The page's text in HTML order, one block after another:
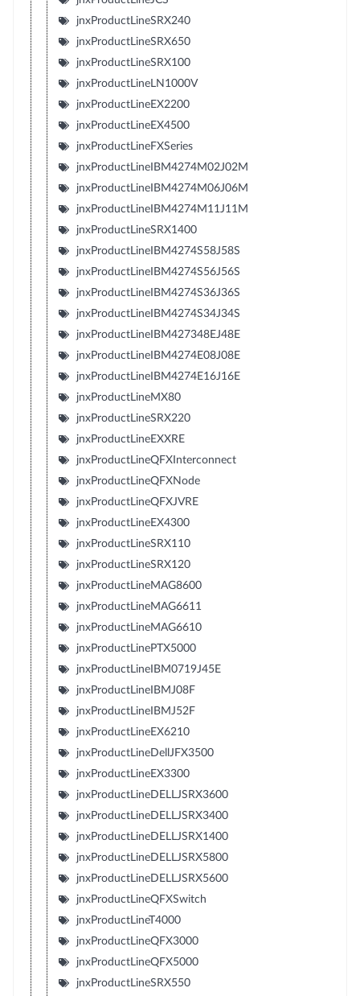
jnxProductLineSRX240
jnxProductLineSRX650
jnxProductLineSRX100
jnxProductLineLN1000V
jnxProductLineEX2200
jnxProductLineEX4500
jnxProductLineFXSeries
jnxProductLineIBM4274M02J02M
jnxProductLineIBM4274M06J06M
jnxProductLineIBM4274M11J11M
jnxProductLineSRX1400
jnxProductLineIBM4274S58J58S
jnxProductLineIBM4274S56J56S
jnxProductLineIBM4274S36J36S
jnxProductLineIBM4274S34J34S
jnxProductLineIBM427348EJ48E
jnxProductLineIBM4274E08J08E
jnxProductLineIBM4274E16J16E
jnxProductLineMX80
jnxProductLineSRX220
jnxProductLineEXXRE
jnxProductLineQFXInterconnect
jnxProductLineQFXNode
jnxProductLineQFXJVRE
jnxProductLineEX4300
jnxProductLineSRX110
jnxProductLineSRX120
jnxProductLineMAG8600
jnxProductLineMAG6611
jnxProductLineMAG6610
jnxProductLinePTX5000
jnxProductLineIBM0719J45E
jnxProductLineIBMJ08F
jnxProductLineIBMJ52F
jnxProductLineEX6210
jnxProductLineDellJFX3500
jnxProductLineEX3300
jnxProductLineDELLJSRX3600
jnxProductLineDELLJSRX3400
jnxProductLineDELLJSRX1400
jnxProductLineDELLJSRX5800
jnxProductLineDELLJSRX5600
jnxProductLineQFXSwitch
jnxProductLineT4000
jnxProductLineQFX3000
jnxProductLineQFX5000
jnxProductLineSRX550